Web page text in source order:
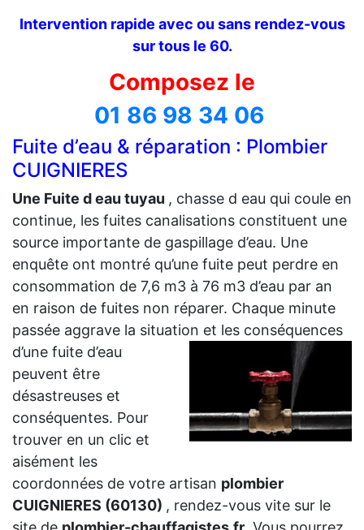
Intervention rapide avec ou sans rendez-vous
sur tous le 60.
Composez le
01 86 98 34 06
Fuite d’eau & réparation : Plombier
CUIGNIERES
Une Fuite d eau tuyau , chasse d eau qui coule en
continue, les fuites canalisations constituent une
source importante de gaspillage d’eau. Une
enquête ont montré qu’une fuite peut perdre en
consommation de 7,6 m3 à 76 m3 d’eau par an
en raison de fuites non réparer. Chaque minute
passée aggrave la situation et les conséquences
d’une fuite d’eau
peuvent être
désastreuses et
conséquentes. Pour
trouver en un clic et
aisément les
coordonnées de votre artisan plombier
CUIGNIERES (60130) , rendez-vous vite sur le